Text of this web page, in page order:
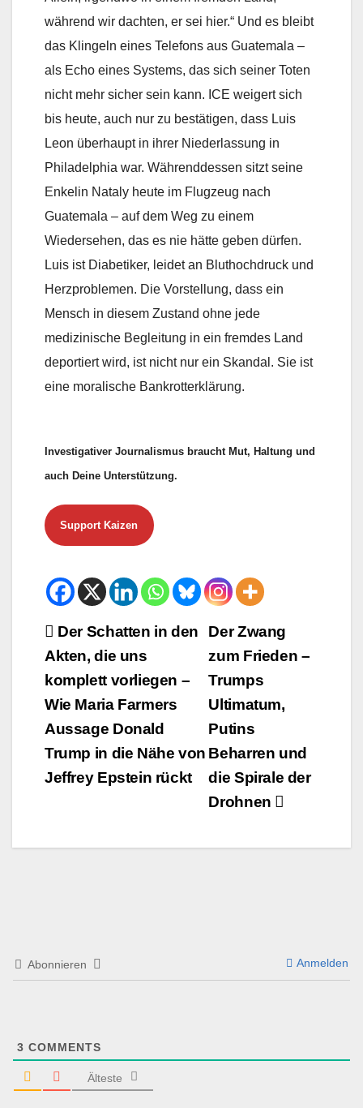
während wir dachten, er sei hier.“ Und es bleibt
das Klingeln eines Telefons aus Guatemala –
als Echo eines Systems, das sich seiner Toten
nicht mehr sicher sein kann. ICE weigert sich
bis heute, auch nur zu bestätigen, dass Luis
Leon überhaupt in ihrer Niederlassung in
Philadelphia war. Währenddessen sitzt seine
Enkelin Nataly heute im Flugzeug nach
Guatemala – auf dem Weg zu einem
Wiedersehen, das es nie hätte geben dürfen.
Luis ist Diabetiker, leidet an Bluthochdruck und
Herzproblemen. Die Vorstellung, dass ein
Mensch in diesem Zustand ohne jede
medizinische Begleitung in ein fremdes Land
deportiert wird, ist nicht nur ein Skandal. Sie ist
eine moralische Bankrotterklärung.
Investigativer Journalismus braucht Mut, Haltung und
auch Deine Unterstützung.
Support Kaizen
Beitrags-
Navigation
Der Zwang
zum Frieden –
Trumps
Ultimatum,
Putins
Beharren und
die Spirale der
Drohnen
Der Schatten in den
Akten, die uns
komplett vorliegen –
Wie Maria Farmers
Aussage Donald
Trump in die Nähe von
Jeffrey Epstein rückt
Abonnieren Anmelden
3 COMMENTS
Älteste